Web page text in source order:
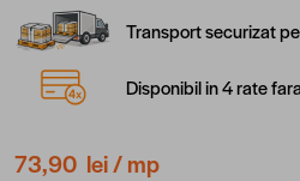
Transport securizat
Disponibil in 4 rate
73,90 lei/ mp